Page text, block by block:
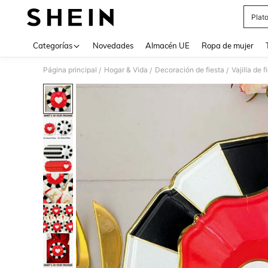
Categorías Novedades Almacén UE Ropa de mujer
Página principal / Hogar & Vida / Decoración de fiesta / Vajilla de